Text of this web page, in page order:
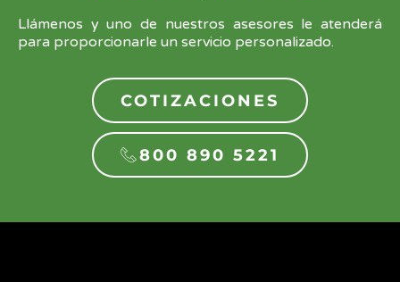
Llámenos y uno de nuestros asesores le atenderá
para proporcionarle un servicio personalizado.
COTIZACIONES
800 890 5221